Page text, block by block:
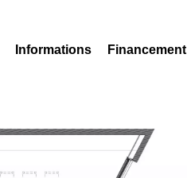
Informations Financement